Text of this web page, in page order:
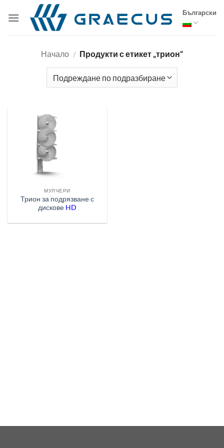
Български
Начало / Продукти с етикет „трион“
МУЛЧЕРИ
Трион за подрязване с
дискове HD